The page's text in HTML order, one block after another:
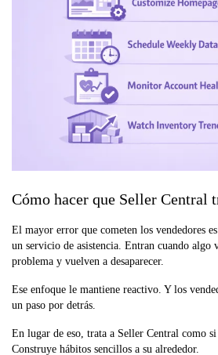
Cómo hacer que Seller Central
El mayor error que cometen los vendedores
un servicio de asistencia. Entran cuando algo
problema y vuelven a desaparecer.
Ese enfoque le mantiene reactivo. Y los
un paso por detrás.
En lugar de eso, trata a Seller Central como
Construye hábitos sencillos a su alrededor.